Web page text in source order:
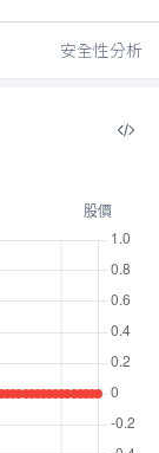
安全性分析